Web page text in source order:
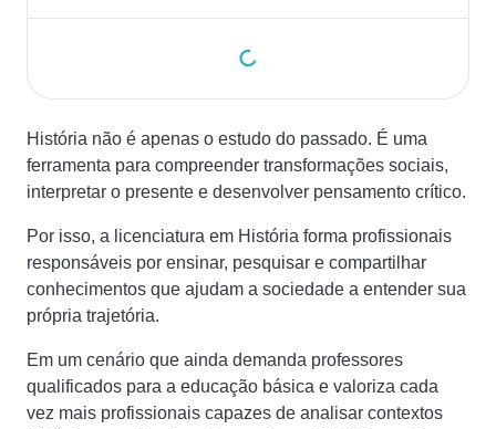
História não é apenas o estudo do passado. É uma
ferramenta para compreender transformações sociais,
interpretar o presente e desenvolver pensamento crítico.
Por isso, a licenciatura em História forma profissionais
responsáveis por ensinar, pesquisar e compartilhar
conhecimentos que ajudam a sociedade a entender sua
própria trajetória.
Em um cenário que ainda demanda professores
qualificados para a educação básica e valoriza cada
vez mais profissionais capazes de analisar contextos